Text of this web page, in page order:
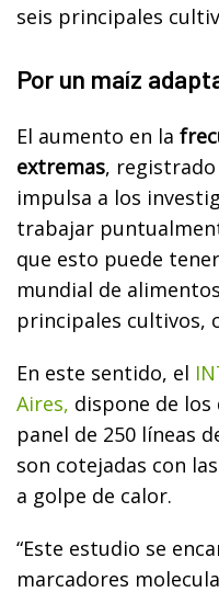
seis principales
Por un maíz
El aumento en la
extremas,
impulsa a los
trabajar
que esto puede
mundial de
principales cultivos,
En este sentido, el
Aires, dispone de
panel de 250 líneas
son cotejadas con
a golpe de calor.
“Este estudio se
marcadores